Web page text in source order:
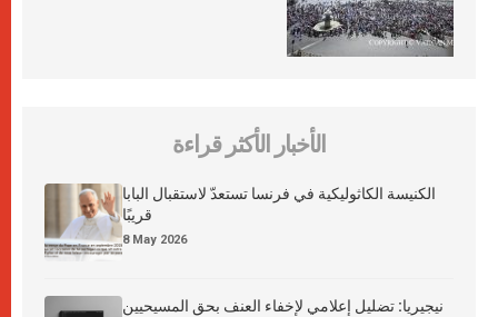
الأخبار الأكثر قراءة
الكنيسة الكاثوليكية في فرنسا تستعدّ لاستقبال البابا
قريبًا
8 May 2026
نيجيريا: تضليل إعلامي لإخفاء العنف بحق المسيحيين